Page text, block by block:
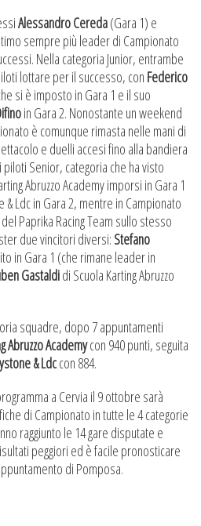
Alessandro Cereda(Gara 1) e
sempre più leader di Campionato
Nella categoria Junior, entrambe
lottare per il successo, con Federico
si è imposto in Gara 1 e il suo
in Gara 2. Nonostante un weekend
è comunque rimasta nelle mani di
e duelli accesi fino alla bandiera
Senior, categoria che ha visto
Abruzzo Academy imporsi in Gara 1
& Ldc in Gara 2, mentre in Campionato
del Paprika Racing Team sullo stesso
due vincitori diversi: Stefano
in Gara 1 (che rimane leader in
Gastaldidi Scuola Karting Abruzzo
squadre, dopo 7 appuntamenti
Abruzzo Academycon 940 punti, seguita
& Ldccon 884.
a Cervia il 9 ottobre sarà
di Campionato in tutte le 4 categorie
raggiunto le 14 gare disputate e
peggiori ed è facile pronosticare
di Pomposa.